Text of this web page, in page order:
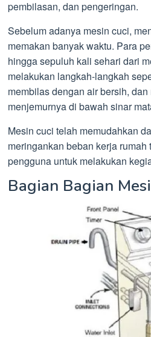
pembilasan, dan pengeringan.
Sebelum adanya mesin cuci,
memakan banyak waktu. Para
hingga sepuluh kali sehari dari
melakukan langkah-langkah
membilas dengan air bersih,
menjemurnya di bawah sinar
Mesin cuci telah memudahkan
meringankan beban kerja
pengguna untuk melakukan
Bagian Bagian